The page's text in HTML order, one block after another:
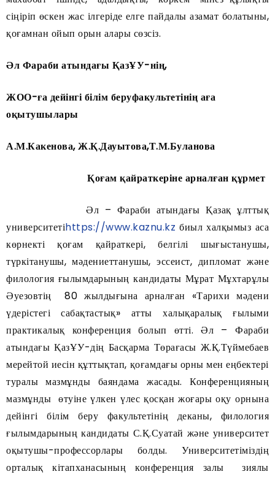
сіңіріп өскен жас ілгеріде елге пайдалы азамат болатыны,
қоғамнан ойып орын алары сөзсіз.
Әл Фараби атындағы ҚазҰУ-нің,
ЖОО-ға дейінгі білім беруфакультетінің аға
оқытушылары
А.М.Какенова, Ж.Қ.Дауытова,Т.М.Буланова
Қоғам қайраткеріне арналған құрмет
Әл – Фараби атындағы Қазақ ұлттық
университетіhttps://www.kaznu.kz биыл халқымыз аса
көрнекті қоғам қайраткері, белгілі шығыстанушы,
түркітанушы, мәдениеттанушы, эссеист, дипломат және
филология ғылымдарының кандидаты Мұрат Мұхтарұлы
Әуезовтің 80 жылдығына арналған «Тарихи мәдени
үдерістегі сабақтастық» атты халықаралық ғылыми
практикалық конференция болып өтті. Әл – Фараби
атындағы ҚазҰУ-дің Басқарма Төрағасы Ж.Қ.Түймебаев
мерейтой иесін құттықтап, қоғамдағы орны мен еңбектері
туралы мазмұнды баяндама жасады. Конференцияның
мазмұнды өтуіне үлкен үлес қосқан жоғары оқу орнына
дейінгі білім беру факультетінің деканы, филология
ғылымдарының кандидаты С.Қ.Суатай және университет
оқытушы-профессорлары болды. Университетіміздің
орталық кітапханасының конференция залы зиялы